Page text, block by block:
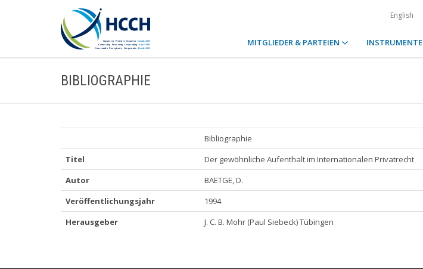
English
MITGLIEDER & PARTEIEN INSTRUMENTE
BIBLIOGRAPHIE
Bibliographie
Titel
Der gewöhnliche Aufenthalt im Internationalen Privatrecht
Autor
BAETGE, D.
Veröffentlichungsjahr
1994
Herausgeber
J. C. B. Mohr (Paul Siebeck) Tübingen